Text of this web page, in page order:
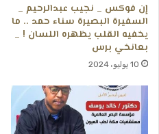
إن فوكس _ نجيب عبدالرحيم _
السفيرة البصيرة سناء حمد .. ما
يخفيه القلب يظهره اللسان ! _
بعانخي برس
10 يوليو، 2024